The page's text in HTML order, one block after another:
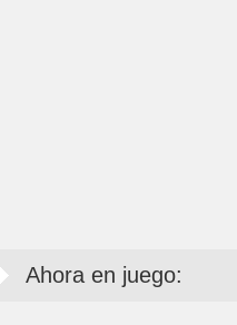
Ahora en juego: